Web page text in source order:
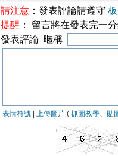
請注意 ：發表評論請遵守
提醒 ： 留言將在發表完一
發表評論 暱稱
表情符號 上傳圖片 ( 抓圖教學、 貼